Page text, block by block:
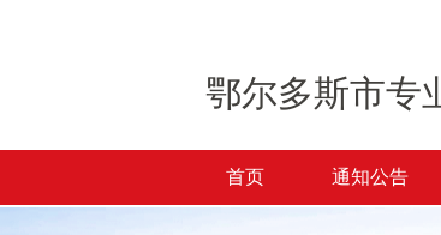
鄂尔多斯市专
首页 通知公告